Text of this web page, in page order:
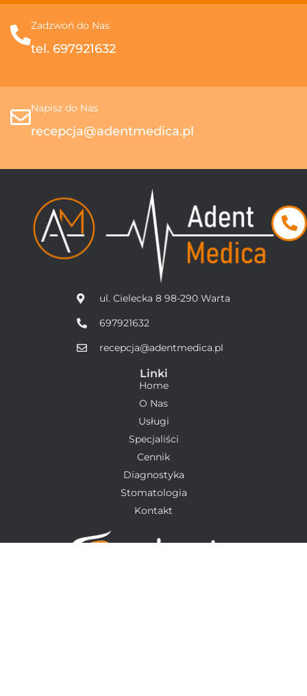
Zadzwoń do Nas
tel. 697921632
Napisz do Nas
recepcja@adentmedica.pl
ul. Cielecka 8 98-290 Warta
697921632
recepcja@adentmedica.pl
Linki
Home
O Nas
Usługi
Specjaliści
Cennik
Diagnostyka
Stomatologia
Kontakt